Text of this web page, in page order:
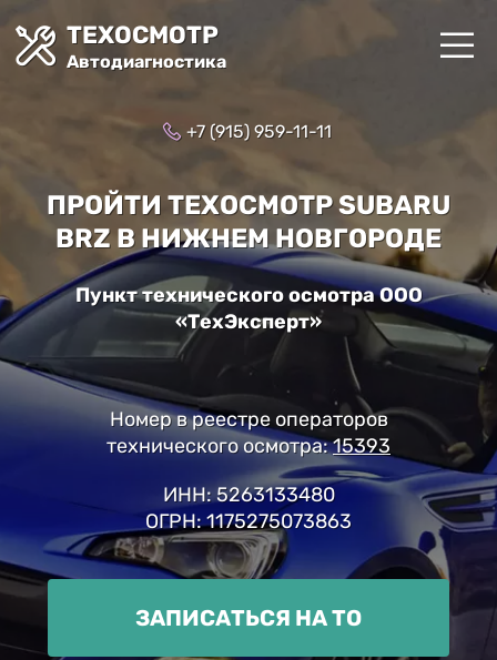
ТЕХОСМОТР
Автодиагностика
+7 (915) 959-11-11
ПРОЙТИ ТЕХОСМОТР SUBARU
BRZ В НИЖНЕМ НОВГОРОДЕ
Пункт технического осмотра ООО
«ТехЭксперт»
Номер в реестре операторов
технического осмотра:15393
ИНН: 5263133480
ОГРН: 1175275073863
ЗАПИСАТЬСЯ НА ТО